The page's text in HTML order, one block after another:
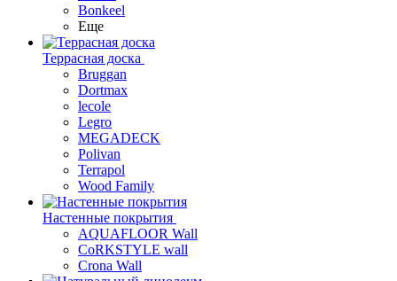
Bonkeel
Еще
Террасная доска
Bruggan
Dortmax
lecole
Legro
MEGADECK
Polivan
Terrapol
Wood Family
Настенные покрытия
AQUAFLOOR Wall
CoRKSTYLE wall
Crona Wall